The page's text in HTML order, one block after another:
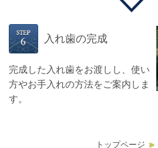
入れ歯の完成
完成した入れ歯をお渡しし、使い
方やお手入れの方法をご案内しま
す。
トップページ